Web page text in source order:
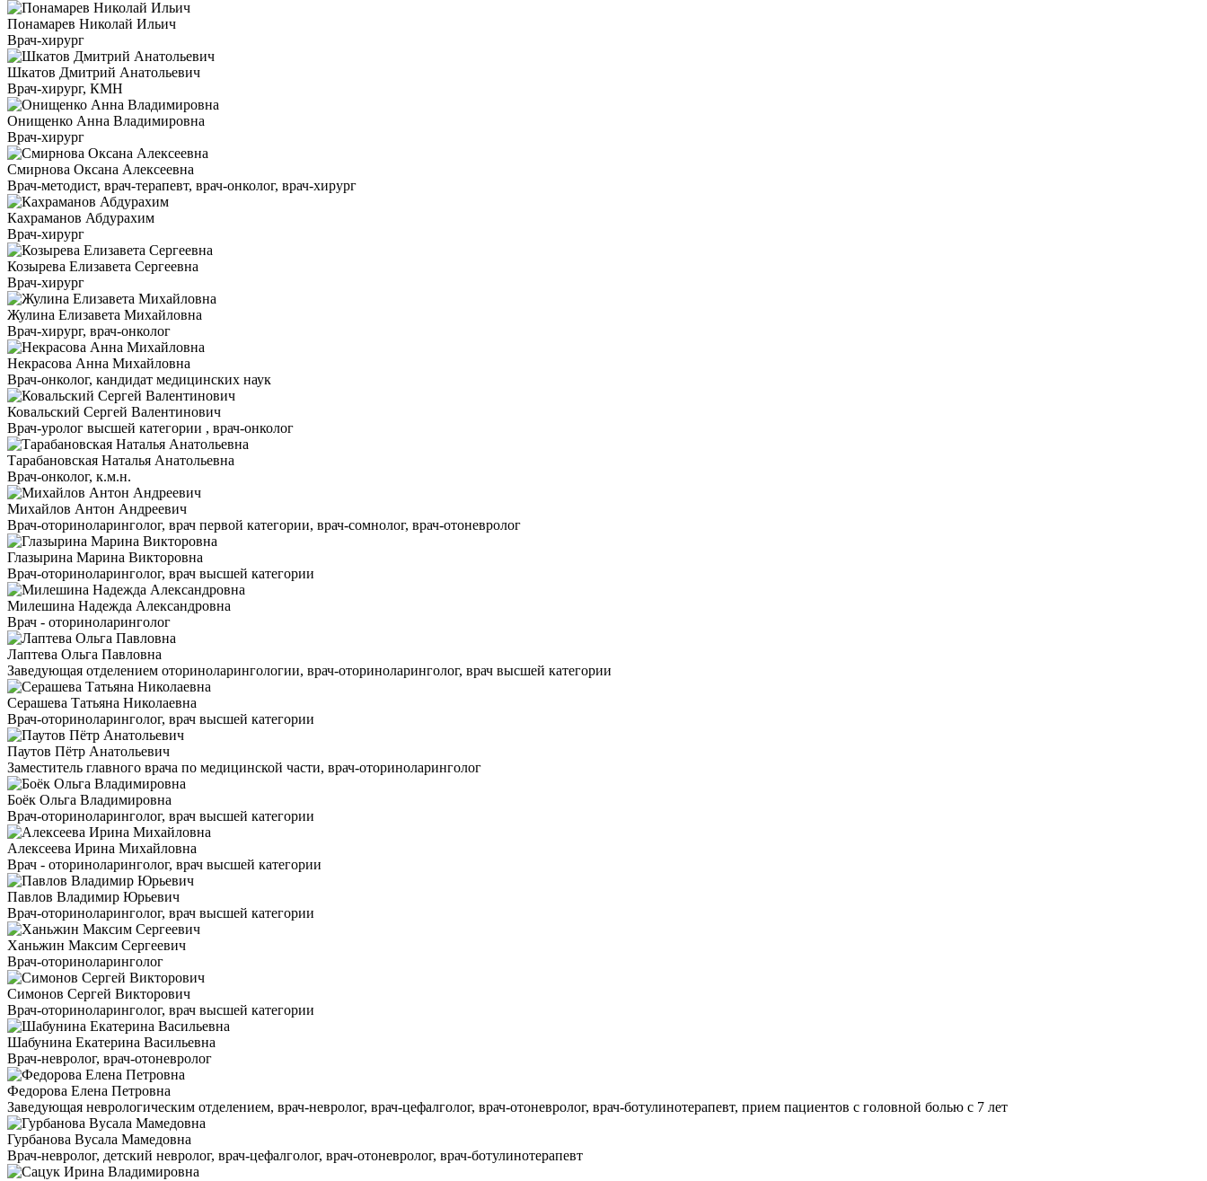
Понамарев Николай Ильич
Врач-хирург
Шкатов Дмитрий Анатольевич
Врач-хирург, КМН
Онищенко Анна Владимировна
Врач-хирург
Смирнова Оксана Алексеевна
Врач-методист, врач-терапевт, врач-онколог, врач-хирург
Кахраманов Абдурахим
Врач-хирург
Козырева Елизавета Сергеевна
Врач-хирург
Жулина Елизавета Михайловна
Врач-хирург, врач-онколог
Некрасова Анна Михайловна
Врач-онколог, кандидат медицинских наук
Ковальский Сергей Валентинович
Врач-уролог высшей категории , врач-онколог
Тарабановская Наталья Анатольевна
Врач-онколог, к.м.н.
Михайлов Антон Андреевич
Врач-оториноларинголог, врач первой категории, врач-сомнолог, врач-отоневролог
Глазырина Марина Викторовна
Врач-оториноларинголог, врач высшей категории
Милешина Надежда Александровна
Врач - оториноларинголог
Лаптева Ольга Павловна
Заведующая отделением оториноларингологии, врач-оториноларинголог, врач высшей категории
Серашева Татьяна Николаевна
Врач-оториноларинголог, врач высшей категории
Паутов Пётр Анатольевич
Заместитель главного врача по медицинской части, врач-оториноларинголог
Боёк Ольга Владимировна
Врач-оториноларинголог, врач высшей категории
Алексеева Ирина Михайловна
Врач - оториноларинголог, врач высшей категории
Павлов Владимир Юрьевич
Врач-оториноларинголог, врач высшей категории
Ханьжин Максим Сергеевич
Врач-оториноларинголог
Симонов Сергей Викторович
Врач-оториноларинголог, врач высшей категории
Шабунина Екатерина Васильевна
Врач-невролог, врач-отоневролог
Федорова Елена Петровна
Заведующая неврологическим отделением, врач-невролог, врач-цефалголог, врач-отоневролог, врач-ботулинотерапевт, прием пациентов с головной болью с 7 лет
Гурбанова Вусала Мамедовна
Врач-невролог, детский невролог, врач-цефалголог, врач-отоневролог, врач-ботулинотерапевт